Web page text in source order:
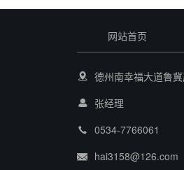
网站首页
德州南幸福大道鲁
张经理
0534-7766061
hai3158@126.com